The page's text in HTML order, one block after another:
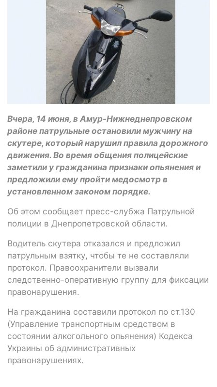
Вчера, 14 июня, в Амур-Нижнеднепровском
районе патрульные остановили мужчину на
скутере, который нарушил правила дорожного
движения. Во время общения полицейские
заметили у гражданина признаки опьянения и
предложили ему пройти медосмотр в
установленном законом порядке.
Об этом сообщает пресс-слубжа Патрульной
полиции в Днепропетровской области.
Водитель скутера отказался и предложил
патрульным взятку, чтобы те не составляли
протокол. Правоохранители вызвали
следственно-оперативную группу для фиксации
правонарушения.
На гражданина составили протокол по ст.130
(Управление транспортным средством в
состоянии алкогольного опьянения) Кодекса
Украины об административных
правонарушениях.